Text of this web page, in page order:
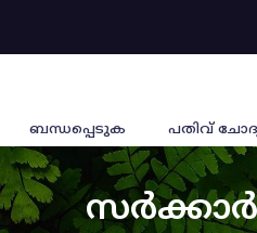
ബന്ധപ്പെടുക പതിവ്